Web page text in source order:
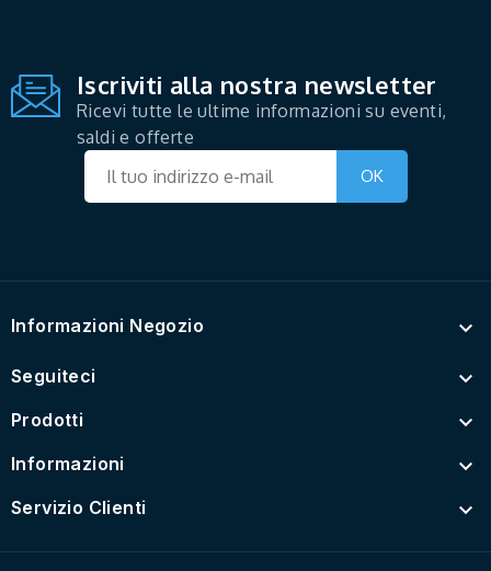
Iscriviti alla nostra newsletter
Ricevi tutte le ultime informazioni su eventi,
saldi e offerte
Informazioni Negozio 
Seguiteci 
Prodotti 
Informazioni 
Servizio Clienti 